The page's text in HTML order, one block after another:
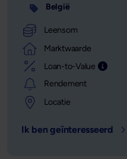
België
Leensom
Marktwaarde
Loan-to-Value
Rendement
Locatie
Ik ben geïnteresseerd -